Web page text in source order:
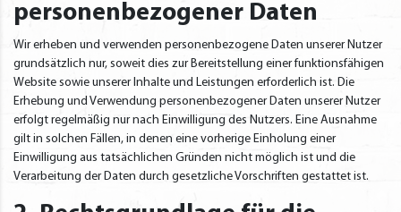
personenbezogener Daten
Wir erheben und verwenden personenbezogene Daten unserer Nutzer
grundsätzlich nur, soweit dies zur Bereitstellung einer funktionsfähigen
Website sowie unserer Inhalte und Leistungen erforderlich ist. Die
Erhebung und Verwendung personenbezogener Daten unserer Nutzer
erfolgt regelmäßig nur nach Einwilligung des Nutzers. Eine Ausnahme
gilt in solchen Fällen, in denen eine vorherige Einholung einer
Einwilligung aus tatsächlichen Gründen nicht möglich ist und die
Verarbeitung der Daten durch gesetzliche Vorschriften gestattet ist.